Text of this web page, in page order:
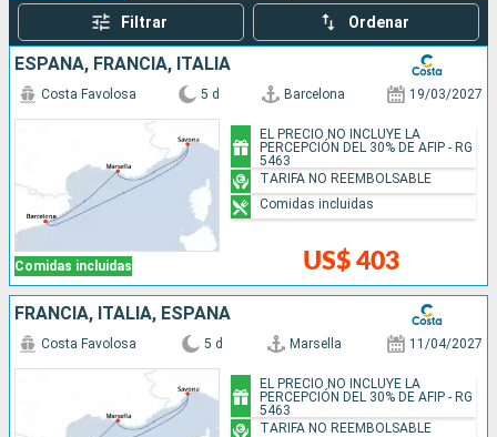
Filtrar Ordenar
ESPAÑA, FRANCIA, ITALIA
Comidas incluidas
Costa Favolosa 5 d Barcelona 19/03/2027
US$ 403
EL PRECIO NO INCLUYE LA
PERCEPCIÓN DEL 30% DE AFIP - RG
5463
TARIFA NO REEMBOLSABLE
Comidas incluidas
FRANCIA, ITALIA, ESPAÑA
Costa Favolosa 5 d Marsella 11/04/2027
EL PRECIO NO INCLUYE LA
PERCEPCIÓN DEL 30% DE AFIP - RG
5463
TARIFA NO REEMBOLSABLE